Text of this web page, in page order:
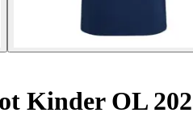
Kinder OL